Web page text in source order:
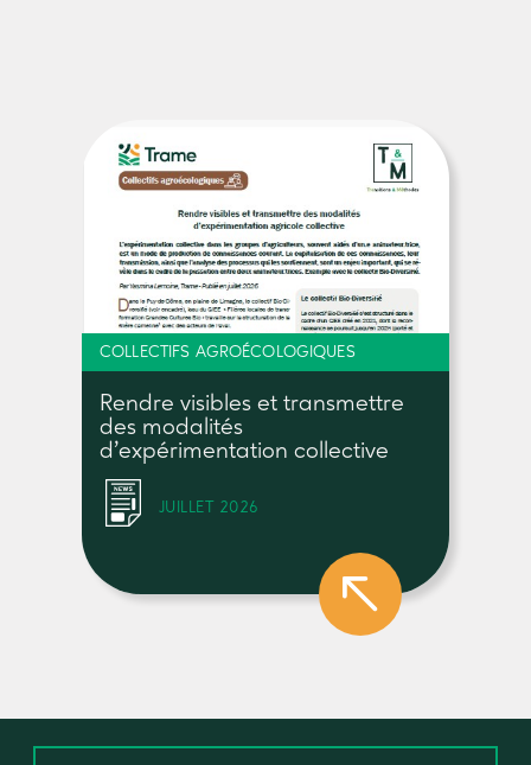
COLLECTIFS AGROÉCOLOGIQUES
Rendre visibles et transmettre
des modalités
d’expérimentation collective
JUILLET 2026